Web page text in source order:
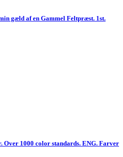
gæld af en Gammel Feltpræst. 1st.
Over 1000 color standards. ENG. Farver